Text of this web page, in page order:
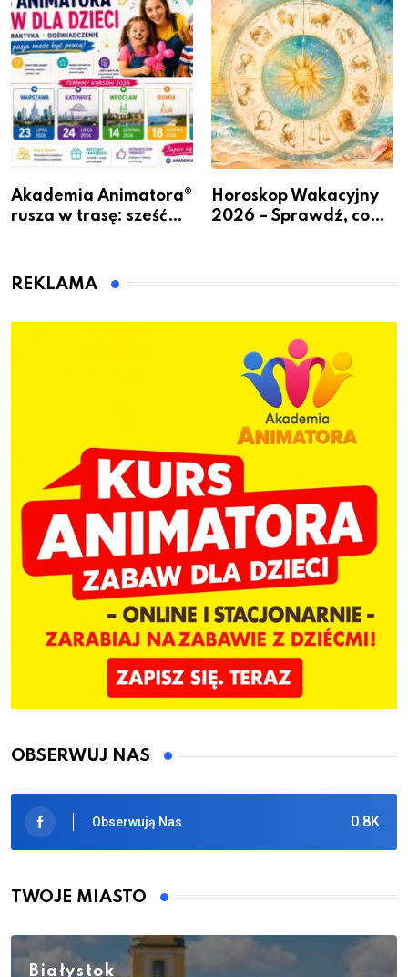
Bolszewie i uderzył w
ogrodzenie
Akademia Animatora®
rusza w trasę: sześć
przed jesienią
Horoskop Wakacyjny
2026 – Sprawdź, co
REKLAMA
OBSERWUJ NAS
0.8K
Obserwują Nas
TWOJE MIASTO
Białystok